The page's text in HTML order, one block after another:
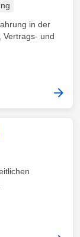
in der
Vertrags- und